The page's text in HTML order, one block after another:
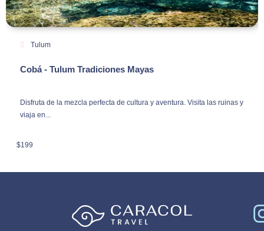
Cobá - Tulum Tradiciones Mayas
Disfruta de la mezcla perfecta de cultura y aventura. Visita las ruinas y
viaja en...
Tulum
$199